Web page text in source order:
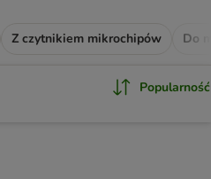
Z czytnikiem mikrochipów Do
Popularność